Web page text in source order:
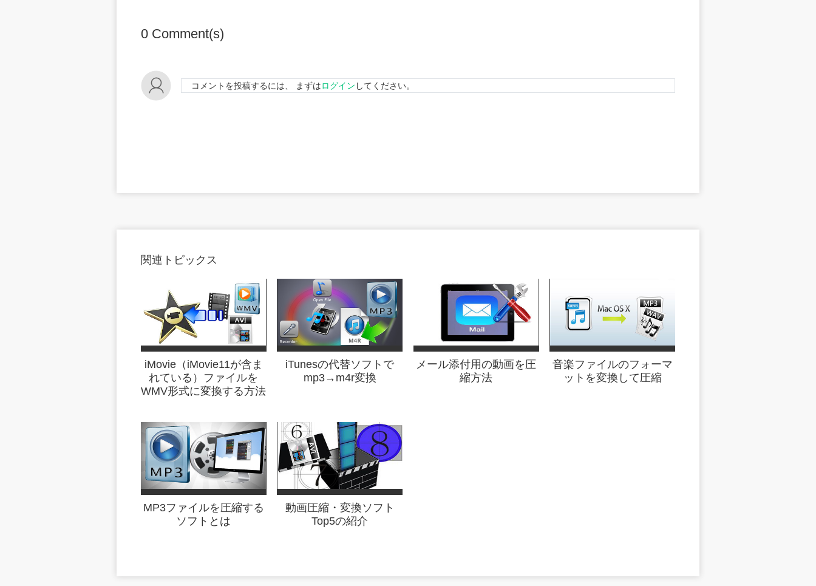
0 Comment(s)
コメントを投稿するには、 まずはログイン してください。
関連トピックス
iMovie（iMovie11が含ま
れている）ファイルを
WMV形式に変換する方法
iTunesの代替ソフトで
mp3→m4r変換
メール添付用の動画を圧
縮方法
音楽ファイルのフォーマ
ットを変換して圧縮
MP3ファイルを圧縮する
ソフトとは
動画圧縮・変換ソフト
Top5の紹介